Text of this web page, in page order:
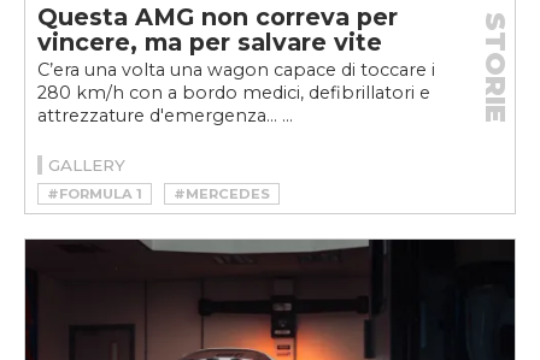
Questa AMG non correva per
vincere, ma per salvare vite
C’era una volta una wagon capace di toccare i
280 km/h con a bordo medici, defibrillatori e
attrezzature d'emergenza... ...
STORIE
GALLERY
#FORMULA 1
#MERCEDES
#MOTORSPORT